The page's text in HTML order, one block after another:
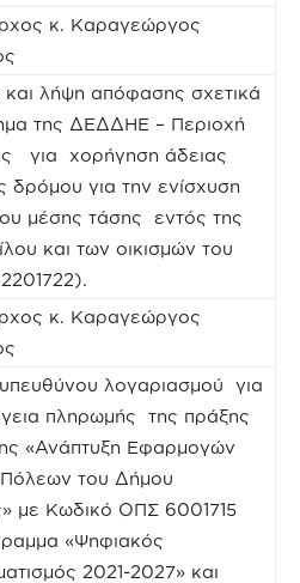
κ. Καραγεώργος
και λήψη απόφασης σχετικά
της ΔΕΔΔΗΕ – Περιοχή
για χορήγηση άδειας
δρόμου για την ενίσχυση
μέσης τάσης εντός της
και των οικισμών του
κ. Καραγεώργος
λογαριασμού για
πληρωμής της πράξης
«Ανάπτυξη Εφαρμογών
του Δήμου
με Κωδικό ΟΠΣ 6001715
«Ψηφιακός
2021-2027» και